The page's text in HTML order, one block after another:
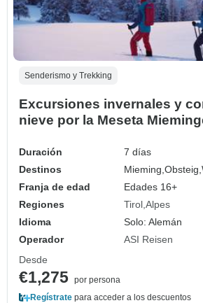
Senderismo y Trekking
Excursiones invernales y
nieve por la Meseta
Duración
7 días
Destinos
Mieming,Obsteig,
Franja de edad
Edades 16+
Regiones
Tirol Alpes
Idioma
Solo: Alemán
Operador
ASI Reisen
Desde
€1,275 por persona
Regístrate para acceder a los descuentos